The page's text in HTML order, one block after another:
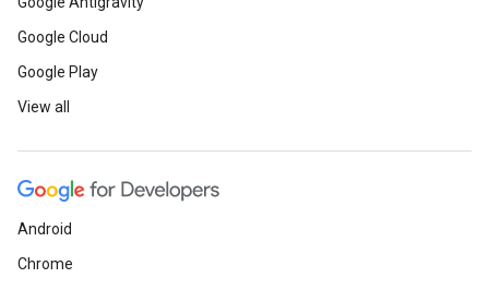
Google Cloud
Google Play
View all
Android
Chrome